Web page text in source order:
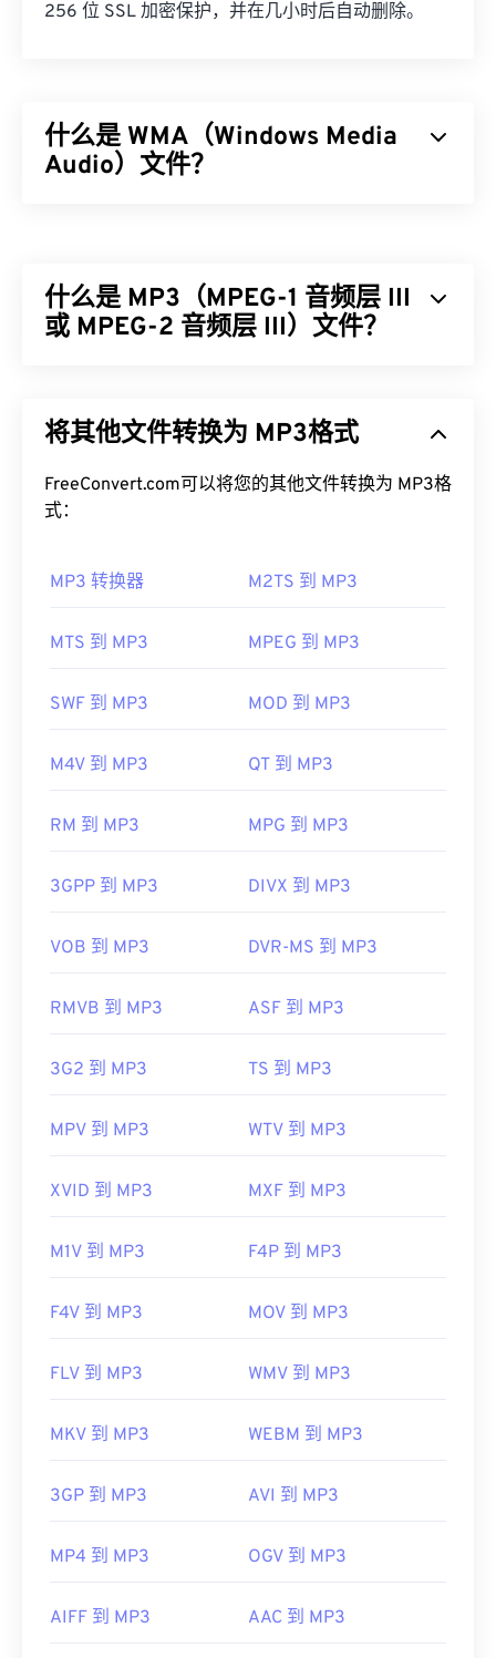
256 位 SSL 加密保护，并在几小时后自动删除。
什么是 WMA（Windows Media
Audio）文件？
来，WMA 不断发展，并推出了多个更新版本：
WMA Pro、WMA Lossless 和 WMA Voice。它是
如何打开 WMA 文件？
作为Windows Media的核心组件，Windows Media
Player
常用于在线流媒体播放。
和UltraMixer。对于移动设备，请尝试OverDrive
Android 和Windows Phone/Windows 10 Mobile 的
开发者：微软
https://en.wikipedia.org/wiki/Windows_Media_Audio
us/windows/desktop/medfound/windows-media-
什么是 MP3（MPEG-1 音频层 III
或 MPEG-2 音频层 III）文件？
的文件，以便进行数字存储和传输。MP3 文件是消
MP3文件易于存储和共享，因此受众广泛。
由于 MP3 文件非常流行，大多数主流音频播放程序
Media Player中打开它，具体取决于您首选的平台。
另一个可以打开 MP3 文件的程序是VLC 媒体播放
名。它们是Masterpoint 绿点数据（已过时）和
以比特币支付赎金的恶意软件，但幸运的是，它现已
制定者：
运动图像专家组
首次发行：1993年
https://en.wikipedia.org/wiki/MP3
a/music-player-application-format.html
将其他文件转换为 MP3格式
FreeConvert.com可以将您的其他文件转换为 MP3格
式：
MP3 转换器 M2TS 到 MP3
MTS 到 MP3 MPEG 到 MP3
SWF 到 MP3 MOD 到 MP3
M4V 到 MP3 QT 到 MP3
RM 到 MP3 MPG 到 MP3
3GPP 到 MP3 DIVX 到 MP3
VOB 到 MP3 DVR-MS 到 MP3
RMVB 到 MP3 ASF 到 MP3
3G2 到 MP3 TS 到 MP3
MPV 到 MP3 WTV 到 MP3
XVID 到 MP3 MXF 到 MP3
M1V 到 MP3 F4P 到 MP3
F4V 到 MP3 MOV 到 MP3
FLV 到 MP3 WMV 到 MP3
MKV 到 MP3 WEBM 到 MP3
3GP 到 MP3 AVI 到 MP3
MP4 到 MP3 OGV 到 MP3
AIFF 到 MP3 AAC 到 MP3